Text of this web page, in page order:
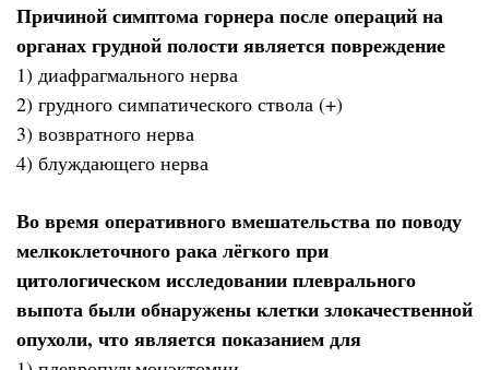
Причиной симптома горнера после операций на
органах грудной полости является повреждение
1) диафрагмального нерва
2) грудного симпатического ствола (+)
3) возвратного нерва
4) блуждающего нерва
Во время оперативного вмешательства по поводу
мелкоклеточного рака лёгкого при
цитологическом исследовании плеврального
выпота были обнаружены клетки злокачественной
опухоли, что является показанием для